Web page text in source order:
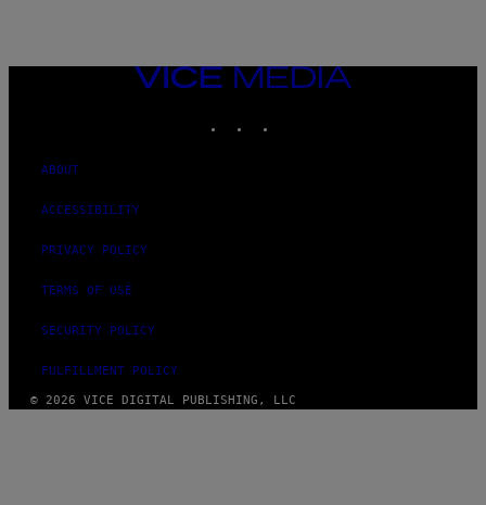
VICE
MEDIA
ABOUT
ACCESSIBILITY
PRIVACY POLICY
TERMS OF USE
SECURITY POLICY
FULFILLMENT POLICY
© 2026 VICE DIGITAL PUBLISHING, LLC